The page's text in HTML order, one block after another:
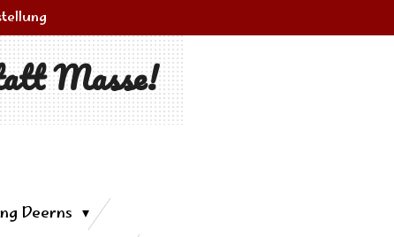
Masse!
Deerns